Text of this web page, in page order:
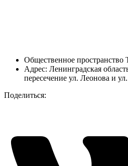
Общественное пространство
Адрес: Ленинградская
пересечение ул. Леонова и
Поделиться: